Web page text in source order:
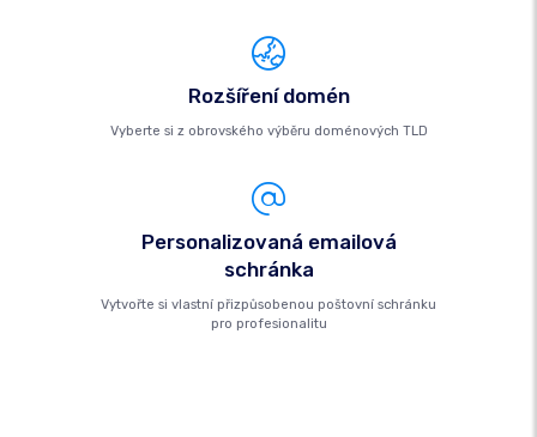
Rozšíření domén
Vyberte si z obrovského výběru doménových TLD
Personalizovaná emailová
schránka
Vytvořte si vlastní přizpůsobenou poštovní schránku
pro profesionalitu